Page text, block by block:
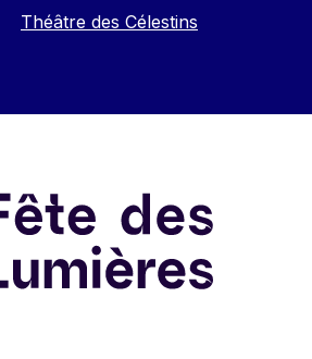
Théâtre des Célestins